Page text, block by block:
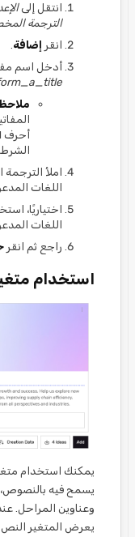
انتقل إلى
الترجمة
انقر إضافة.
أدخل اسم
املأ الترجمة
اللغات
اختياريًا،
اللغات
راجع ثم انقر
استخدام
يمكنك استخدام
يسمح فيه بالنصوص،
وعناوين المراحل.
يعرض المتغير النص